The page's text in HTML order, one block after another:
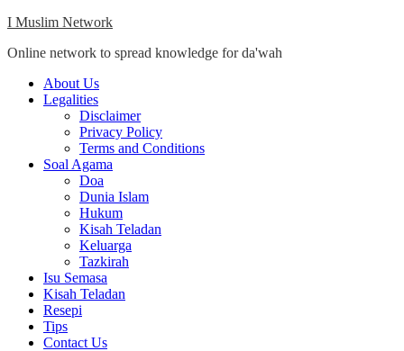
Skip
content
I Muslim Network
Online network to spread knowledge for da'wah
Close
Menu
About Us
Legalities
Disclaimer
Privacy Policy
Terms and Conditions
Soal Agama
Doa
Dunia Islam
Hukum
Kisah Teladan
Keluarga
Tazkirah
Isu Semasa
Kisah Teladan
Resepi
Tips
Contact Us